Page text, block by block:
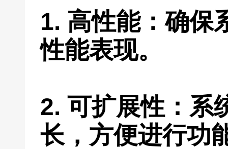
1. 高性能：确保
性能表现。
2. 可扩展性：系
长，方便进行功